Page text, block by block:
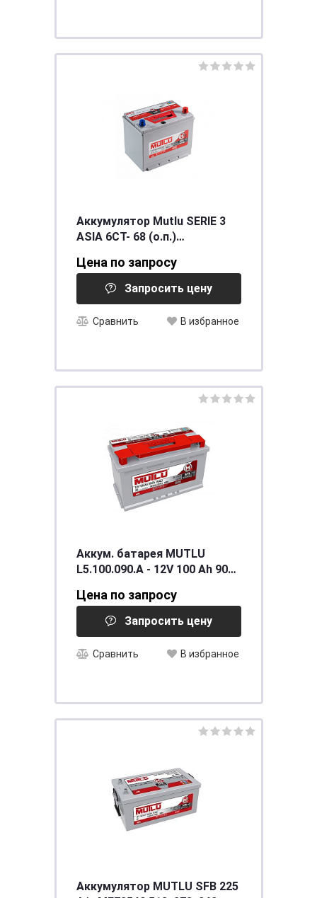
Аккумулятор Mutlu SERIE 3
ASIA 6CT- 68 (о.п.)
креп. [д232ш173в225/600
Цена по запросу
Запросить цену
Сравнить В избранное
Аккум. батарея MUTLU
L5.100.090.A - 12V 100 Ah 900
Цена по запросу
Запросить цену
Сравнить В избранное
Аккумулятор MUTLU SFB 225